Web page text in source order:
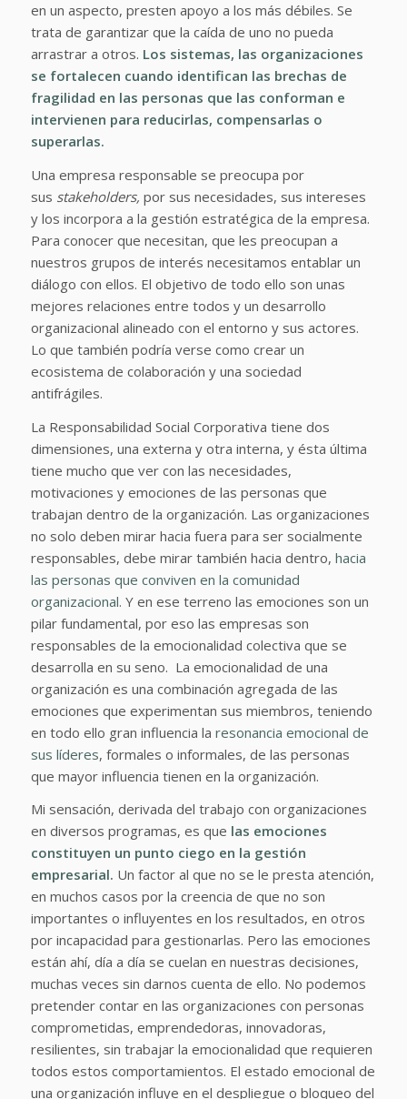
en un aspecto, presten apoyo a los más débiles. Se
trata de garantizar que la caída de uno no pueda
arrastrar a otros. Los sistemas, las organizaciones
se fortalecen cuando identifican las brechas de
fragilidad en las personas que las conforman e
intervienen para reducirlas, compensarlas o
superarlas.
Una empresa responsable se preocupa por
sus stakeholders, por sus necesidades, sus intereses
y los incorpora a la gestión estratégica de la empresa.
Para conocer que necesitan, que les preocupan a
nuestros grupos de interés necesitamos entablar un
diálogo con ellos. El objetivo de todo ello son unas
mejores relaciones entre todos y un desarrollo
organizacional alineado con el entorno y sus actores.
Lo que también podría verse como crear un
ecosistema de colaboración y una sociedad
antifrágiles.
La Responsabilidad Social Corporativa tiene dos
dimensiones, una externa y otra interna, y ésta última
tiene mucho que ver con las necesidades,
motivaciones y emociones de las personas que
trabajan dentro de la organización. Las organizaciones
no solo deben mirar hacia fuera para ser socialmente
responsables, debe mirar también hacia dentro, hacia
las personas que conviven en la comunidad
organizacional. Y en ese terreno las emociones son un
pilar fundamental, por eso las empresas son
responsables de la emocionalidad colectiva que se
desarrolla en su seno. La emocionalidad de una
organización es una combinación agregada de las
emociones que experimentan sus miembros, teniendo
en todo ello gran influencia la resonancia emocional de
sus líderes, formales o informales, de las personas
que mayor influencia tienen en la organización.
Mi sensación, derivada del trabajo con organizaciones
en diversos programas, es que las emociones
constituyen un punto ciego en la gestión
empresarial. Un factor al que no se le presta atención,
en muchos casos por la creencia de que no son
importantes o influyentes en los resultados, en otros
por incapacidad para gestionarlas. Pero las emociones
están ahí, día a día se cuelan en nuestras decisiones,
muchas veces sin darnos cuenta de ello. No podemos
pretender contar en las organizaciones con personas
comprometidas, emprendedoras, innovadoras,
resilientes, sin trabajar la emocionalidad que requieren
todos estos comportamientos. El estado emocional de
una organización influye en el despliegue o bloqueo del